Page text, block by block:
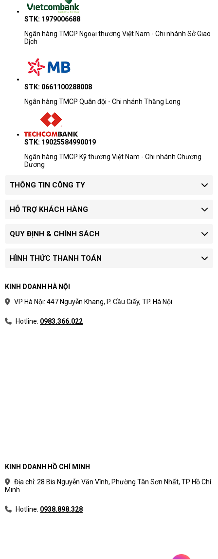
STK: 1979006688
Ngân hàng TMCP Ngoại thương Việt Nam - Chi nhánh Sở Giao
Dịch
STK: 0661100288008
Ngân hàng TMCP Quân đội - Chi nhánh Thăng Long
STK: 19025584990019
Ngân hàng TMCP Kỹ thương Việt Nam - Chi nhánh Chương
Dương
THÔNG TIN CÔNG TY
HỖ TRỢ KHÁCH HÀNG
QUY ĐỊNH & CHÍNH SÁCH
HÌNH THỨC THANH TOÁN
KINH DOANH HÀ NỘI
VP Hà Nội: 447 Nguyễn Khang, P. Cầu Giấy, TP. Hà Nội
Hotline: 0983.366.022
KINH DOANH HỒ CHÍ MINH
Địa chỉ: 28 Bis Nguyễn Văn Vĩnh, Phường Tân Sơn Nhất, TP Hồ Chí
Minh
Hotline: 0938.898.328